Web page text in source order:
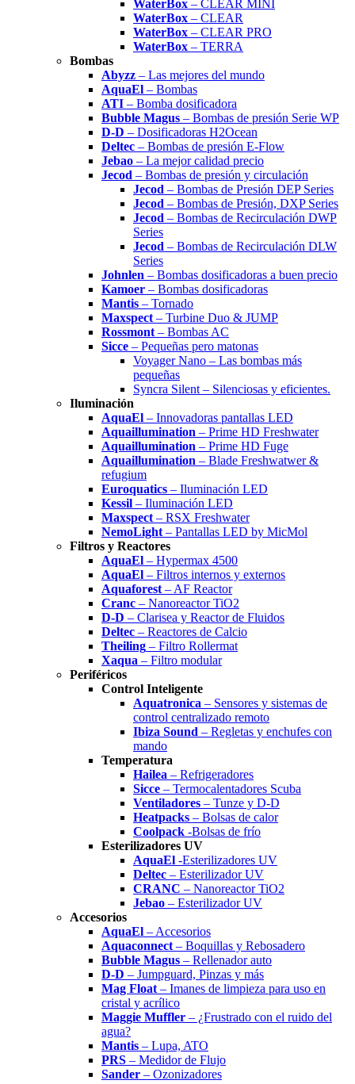
WaterBox – CLEAR MINI
WaterBox – CLEAR
WaterBox – CLEAR PRO
WaterBox – TERRA
Bombas
Abyzz – Las mejores del mundo
AquaEl – Bombas
ATI – Bomba dosificadora
Bubble Magus – Bombas de presión Serie WP
D-D – Dosificadoras H2Ocean
Deltec – Bombas de presión E-Flow
Jebao – La mejor calidad precio
Jecod – Bombas de presión y circulación
Jecod – Bombas de Presión DEP Series
Jecod – Bombas de Presión, DXP Series
Jecod – Bombas de Recirculación DWP
Series
Jecod – Bombas de Recirculación DLW
Series
Johnlen – Bombas dosificadoras a buen precio
Kamoer – Bombas dosificadoras
Mantis – Tornado
Maxspect – Turbine Duo & JUMP
Rossmont – Bombas AC
Sicce – Pequeñas pero matonas
Voyager Nano – Las bombas más
pequeñas
Syncra Silent – Silenciosas y eficientes.
Iluminación
AquaEl – Innovadoras pantallas LED
Aquaillumination – Prime HD Freshwater
Aquaillumination – Prime HD Fuge
Aquaillumination – Blade Freshwatwer &
refugium
Euroquatics – Iluminación LED
Kessil – Iluminación LED
Maxspect – RSX Freshwater
NemoLight – Pantallas LED by MicMol
Filtros y Reactores
AquaEl – Hypermax 4500
AquaEl – Filtros internos y externos
Aquaforest – AF Reactor
Cranc – Nanoreactor TiO2
D-D – Clarisea y Reactor de Fluidos
Deltec – Reactores de Calcio
Theiling – Filtro Rollermat
Xaqua – Filtro modular
Periféricos
Control Inteligente
Aquatronica – Sensores y sistemas de
control centralizado remoto
Ibiza Sound – Regletas y enchufes con
mando
Temperatura
Hailea – Refrigeradores
Sicce – Termocalentadores Scuba
Ventiladores – Tunze y D-D
Heatpacks – Bolsas de calor
Coolpack -Bolsas de frío
Esterilizadores UV
AquaEl -Esterilizadores UV
Deltec – Esterilizador UV
CRANC – Nanoreactor TiO2
Jebao – Esterilizador UV
Accesorios
AquaEl – Accesorios
Aquaconnect – Boquillas y Rebosadero
Bubble Magus – Rellenador auto
D-D – Jumpguard, Pinzas y más
Mag Float – Imanes de limpieza para uso en
cristal y acrílico
Maggie Muffler – ¿Frustrado con el ruido del
agua?
Mantis – Lupa, ATO
PRS – Medidor de Flujo
Sander – Ozonizadores